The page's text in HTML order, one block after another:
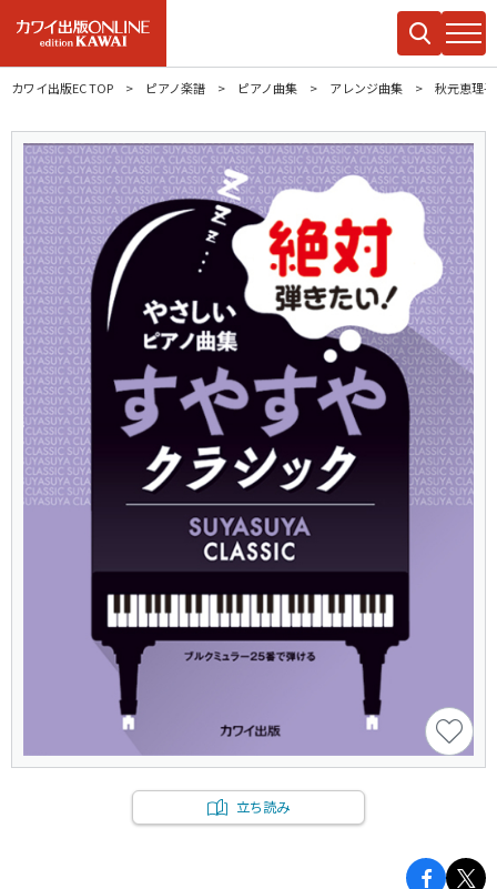
カワイ出版EC TOP ピアノ楽譜 ピアノ曲集 アレンジ曲集 秋元恵理
立ち読み